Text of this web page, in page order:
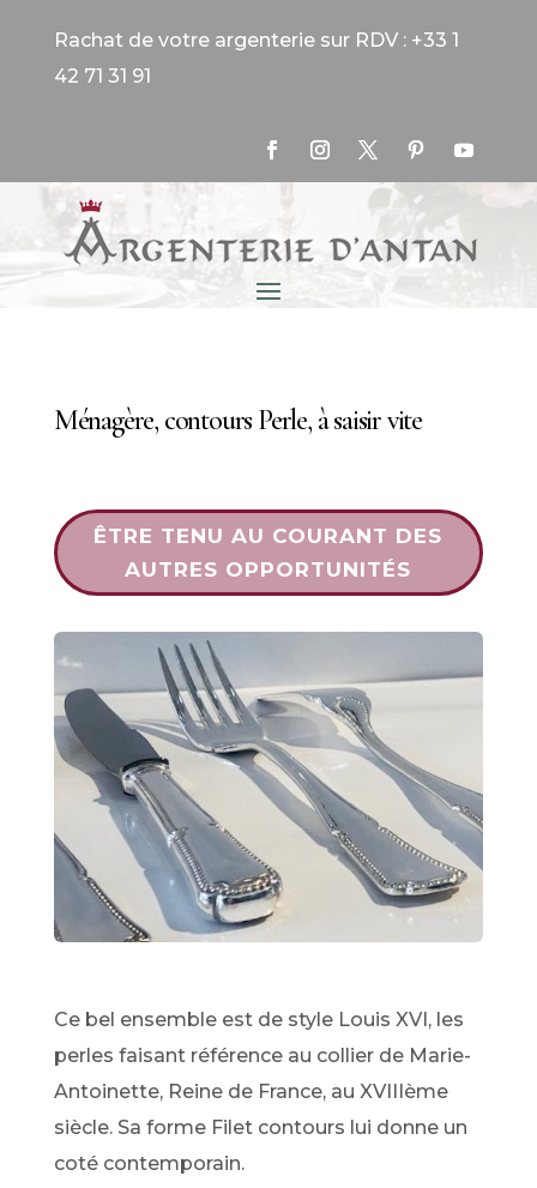
Rachat de votre argenterie sur RDV : +33 1
42 71 31 91
Ménagère, contours Perle, à saisir vite
ÊTRE TENU AU COURANT DES
AUTRES OPPORTUNITÉS
Ce bel ensemble est de style Louis XVI, les
perles faisant référence au collier de Marie-
Antoinette, Reine de France, au XVIIIème
siècle. Sa forme Filet contours lui donne un
coté contemporain.